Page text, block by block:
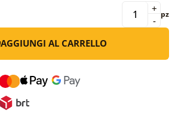
-
+ pz
AGGIUNGI AL CARRELLO